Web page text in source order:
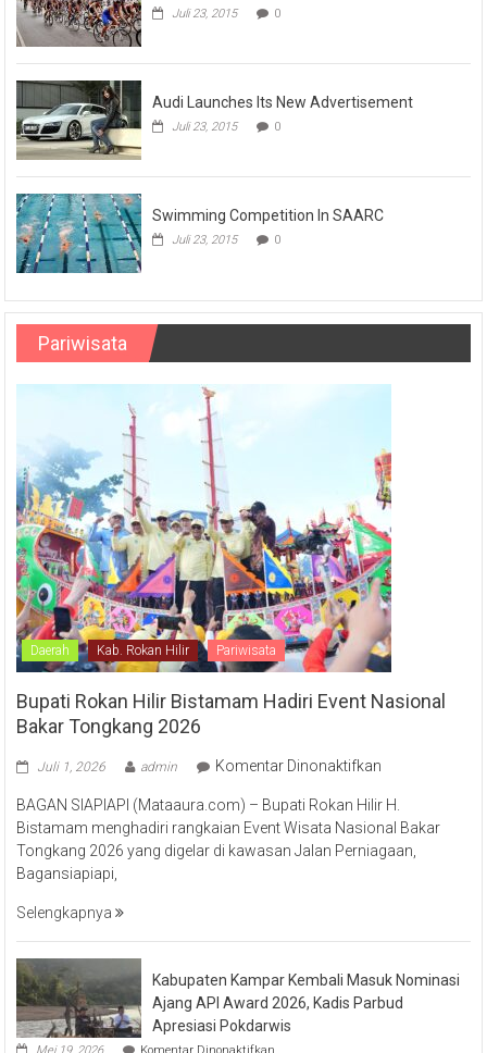
Juli 23, 2015 0
Audi Launches Its New Advertisement
Juli 23, 2015 0
Swimming Competition In SAARC
Juli 23, 2015 0
Pariwisata
Daerah Kab. Rokan Hilir Pariwisata
Bupati Rokan Hilir Bistamam Hadiri Event Nasional
Bakar Tongkang 2026
Juli 1, 2026 admin Komentar Dinonaktifkan
Rokan
Hilir
Bistamam
Bakar
Tongkang
2026
BAGAN SIAPIAPI (Mataaura.com) – Bupati Rokan Hilir H.
Bistamam menghadiri rangkaian Event Wisata Nasional Bakar
Tongkang 2026 yang digelar di kawasan Jalan Perniagaan,
Bagansiapiapi,
Selengkapnya
Kabupaten Kampar Kembali Masuk Nominasi
Ajang API Award 2026, Kadis Parbud
Apresiasi Pokdarwis